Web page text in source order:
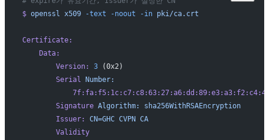
$ openssl x509 -text -noout -in pki/ca.crt
Certificate:
    Data:
        Version:
3 (0x2)
        Serial
Number:
        Signature
Algorithm:
sha256WithRSAEncryption
        Issuer:
CN=GHC CVPN CA
        Validity